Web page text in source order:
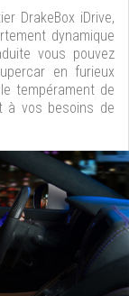
DrakeBox iDrive,
dynamique
vous pouvez
en furieux
tempérament de
à vos besoins de